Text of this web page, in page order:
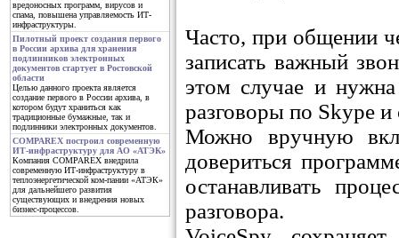
вредоносных программ, вирусов и
спама, повышена управляемость ИТ-
инфраструктуры.
Пилотный проект создания первого
в России архива для хранения
подлинников электронных
документов стартует в Ростовской
области
Целью данного проекта является
создание первого в России архива, в
котором будут храниться как
традиционные бумажные, так и
подлинники электронных документов.
COMPAREX построил современную
ИТ-инфраструктуру для АО «АТЭК»
Компания COMPAREX внедрила
современную ИТ-инфраструктуру в
теплоэнергетической ком-пании «АТЭК»
для дальнейшего развития
существующих и внедрения новых
бизнес-процессов.
Часто, при общении
записать важный
этом случае и
разговоры по Skype и
Можно вручную
довериться
останавливать
разговора.